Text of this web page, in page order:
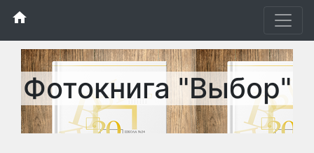
home
Фотокнига "Выбор"